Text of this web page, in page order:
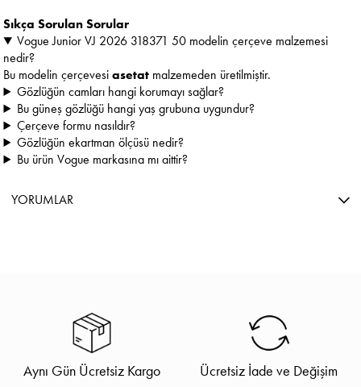
Sıkça Sorulan Sorular
Vogue Junior VJ 2026 318371 50 modelin çerçeve malzemesi
nedir?
Bu modelin çerçevesiasetat malzemeden üretilmiştir.
Gözlüğün camları hangi korumayı sağlar?
Bu güneş gözlüğü hangi yaş grubuna uygundur?
Çerçeve formu nasıldır?
Gözlüğün ekartman ölçüsü nedir?
Bu ürün Vogue markasına mı aittir?
YORUMLAR
Aynı Gün Ücretsiz Kargo Ücretsiz İade ve Değişim